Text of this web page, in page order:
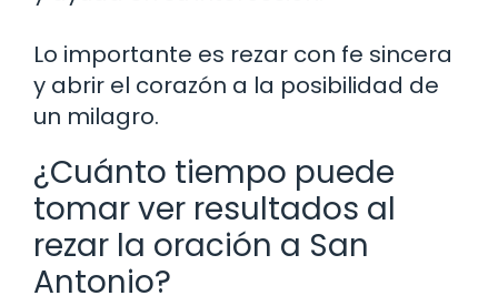
Lo importante es rezar con fe sincera
y abrir el corazón a la posibilidad de
un milagro.
¿Cuánto tiempo puede
tomar ver resultados al
rezar la oración a San
Antonio?